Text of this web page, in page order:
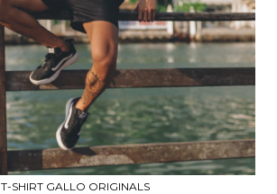
T-SHIRT GALLO ORIGINALS